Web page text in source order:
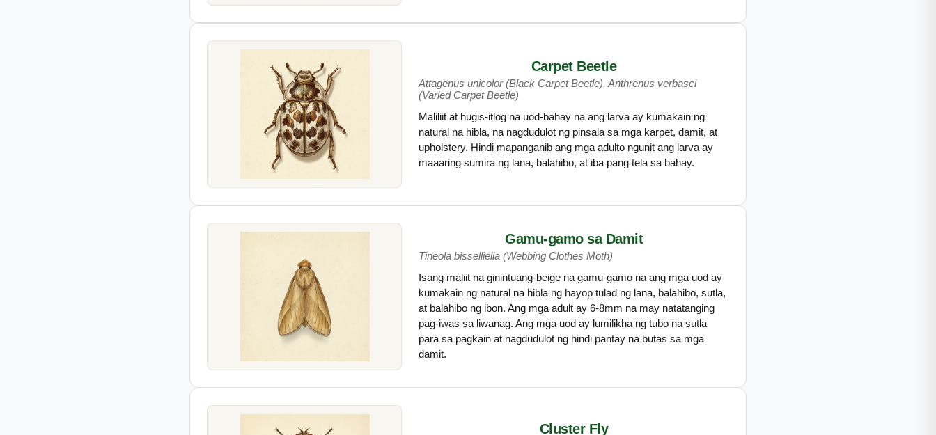
Carpet Beetle
Attagenus unicolor (Black Carpet Beetle), Anthrenus verbasci
(Varied Carpet Beetle)
Maliliit at hugis-itlog na uod-bahay na ang larva ay kumakain ng
natural na hibla, na nagdudulot ng pinsala sa mga karpet, damit, at
upholstery. Hindi mapanganib ang mga adulto ngunit ang larva ay
maaaring sumira ng lana, balahibo, at iba pang tela sa bahay.
Gamu-gamo sa Damit
Tineola bisselliella (Webbing Clothes Moth)
Isang maliit na ginintuang-beige na gamu-gamo na ang mga uod ay
kumakain ng natural na hibla ng hayop tulad ng lana, balahibo, sutla,
at balahibo ng ibon. Ang mga adult ay 6-8mm na may natatanging
pag-iwas sa liwanag. Ang mga uod ay lumilikha ng tubo na sutla
para sa pagkain at nagdudulot ng hindi pantay na butas sa mga
damit.
Cluster Fly